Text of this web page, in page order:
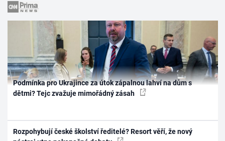
Podmínka pro Ukrajince za útok zápalnou lahví na dům s
dětmi? Tejc zvažuje mimořádný zásah
Rozpohybují české školství ředitelé? Resort věří, že nový